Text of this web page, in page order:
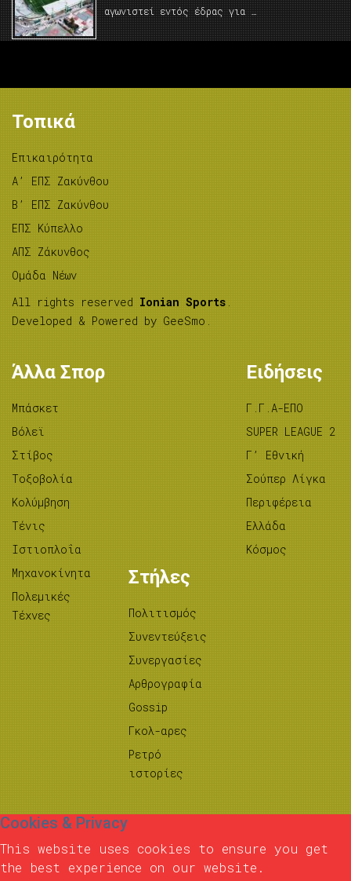
αγωνιστεί εντός έδρας για …
Τοπικά
Επικαιρότητα
A’ ΕΠΣ Ζακύνθου
B’ ΕΠΣ Ζακύνθου
ΕΠΣ Κύπελλο
ΑΠΣ Ζάκυνθος
Ομάδα Νέων
All rights reserved Ionian Sports .
Developed & Powered by GeeSmo .
Άλλα Σπορ
Μπάσκετ
Βόλεϊ
Στίβος
Tοξοβολία
Κολύμβηση
Τένις
Ιστιοπλοΐα
Μηχανοκίνητα
Πολεμικές
Τέχνες
Ειδήσεις
Γ.Γ.Α-ΕΠΟ
SUPER LEAGUE 2
Γ’ Εθνική
Σούπερ Λίγκα
Περιφέρεια
Ελλάδα
Κόσμος
Στήλες
Πολιτισμός
Συνεντεύξεις
Συνεργασίες
Αρθρογραφία
Gossip
Γκολ-αρες
Ρετρό
ιστορίες
Cookies & Privacy
This website uses cookies to ensure you get
the best experience on our website.